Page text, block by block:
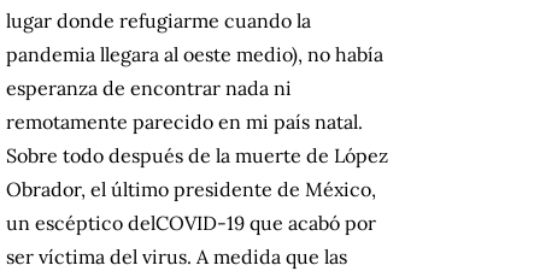
lugar donde refugiarme cuando la
pandemia llegara al oeste medio), no había
esperanza de encontrar nada ni
remotamente parecido en mi país natal.
Sobre todo después de la muerte de López
Obrador, el último presidente de México,
un escéptico delCOVID-19 que acabó por
ser víctima del virus. A medida que las